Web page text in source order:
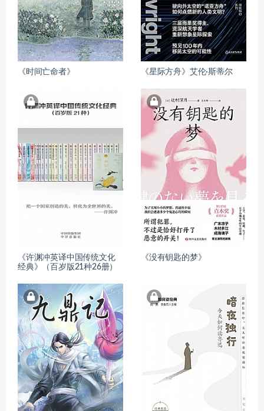
《时间亡命者》 《星际方舟》艾伦·斯蒂尔
《许渊冲英译中国传统文化
经典》（百岁版21种26册）
《没有钥匙的梦》